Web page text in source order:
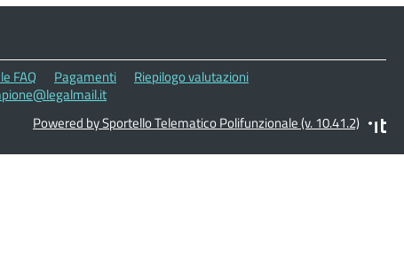
FAQ Pagamenti
Riepilogo valutazioni
Powered by Sportello Telematico Polifunzionale (v. 10.41.2)